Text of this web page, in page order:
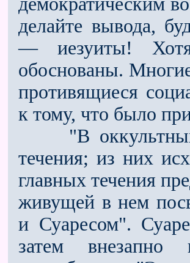
делайте вывода,
— иезуиты!
обоснованы.
противящиеся
к тому, что было
"В оккультных
течения; из них
главных течения
живущей в нeм
и Суаресом".
затем внезапно